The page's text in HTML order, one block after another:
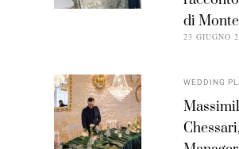
di
23 GIUGNO
WEDDING